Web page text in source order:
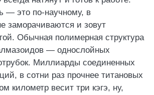
— это по-научному, в
заморачиваются и зовут
Обычная полимерная структура
— однослойных
Миллиарды соединенных
в сотни раз прочнее титановых
километр весит три кэгэ, ну,